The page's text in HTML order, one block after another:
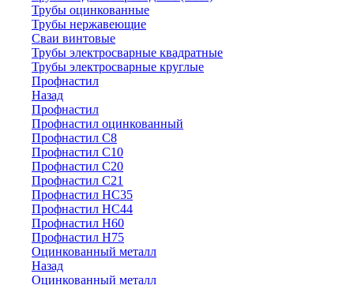
Трубы оцинкованные
Трубы нержавеющие
Сваи винтовые
Трубы электросварные квадратные
Трубы электросварные круглые
Профнастил
Назад
Профнастил
Профнастил оцинкованный
Профнастил С8
Профнастил С10
Профнастил С20
Профнастил С21
Профнастил НС35
Профнастил НС44
Профнастил Н60
Профнастил Н75
Оцинкованный металл
Назад
Оцинкованный металл